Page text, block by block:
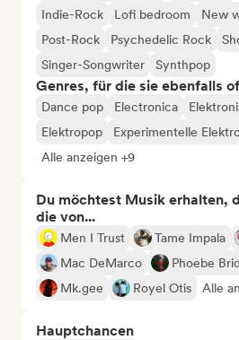
Indie-Rock
Lofi bedroom New
Post-Rock
Psychedelic Rock
Singer-Songwriter
Synthpop
Genres, für die sie ebenfalls
Dance pop Electronica
Elektropop
Experimentelle
Alle anzeigen +9
Du möchtest Musik erhalten,
die von...
Men I Trust Tame Impala
Mac DeMarco
Phoebe
Mk.gee
Royel Otis Alle
Hauptchancen